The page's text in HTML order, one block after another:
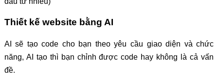
Thiết kế website bằng AI
AI sẽ tạo code cho bạn theo yêu cầu giao diện và chức
năng, AI tạo thì bạn chỉnh được code hay không là cả vấn
đề.